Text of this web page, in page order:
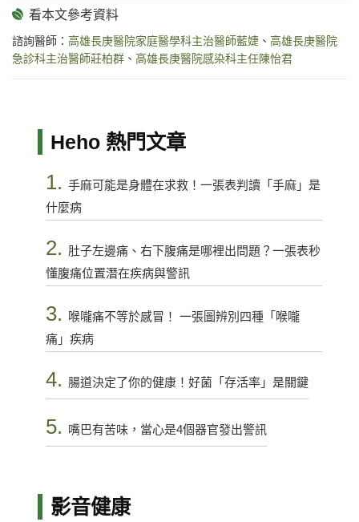
諮詢醫師： 高雄長庚醫院家庭醫學科主治醫師藍婕 、 高雄長庚醫院
急診科主治醫師莊柏群 、 高雄長庚醫院感染科主任陳怡君
Heho 熱門文章
1. 手麻可能是身體在求救！一張表判讀「手麻」是
什麼病
2. 肚子左邊痛、右下腹痛是哪裡出問題？一張表秒
懂腹痛位置潛在疾病與警訊
3.
喉嚨痛不等於感冒！ 一張圖辨別四種「喉嚨
痛」疾病
4. 腸道決定了你的健康！好菌「存活率」是關鍵
5. 嘴巴有苦味，當心是4個器官發出警訊
影音健康